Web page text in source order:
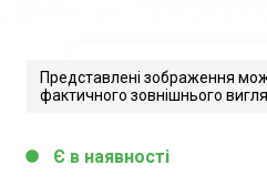
Представлені зображення
фактичного зовнішнього
circle Є в наявності